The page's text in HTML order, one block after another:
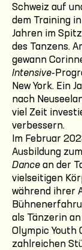
Schweiz auf
dem Training
Jahren im
des Tanzens.
gewann
Intensive-
New York. Ein
nach
viel Zeit
verbessern.
Im Februar
Ausbildung zum
Dance an der
vielseitigen
während ihrer
als Tänzerin
Olympic Youth
zahlreichen